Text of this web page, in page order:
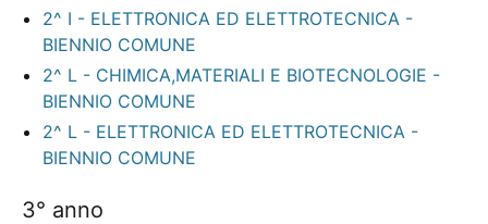
2^ I - ELETTRONICA ED ELETTROTECNICA -
BIENNIO COMUNE
2^ L - CHIMICA,MATERIALI E BIOTECNOLOGIE -
BIENNIO COMUNE
2^ L - ELETTRONICA ED ELETTROTECNICA -
BIENNIO COMUNE
3° anno